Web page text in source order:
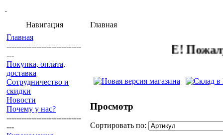
.
Навигация
Главная
------------------------------
---
Покупка, оплата,
доставка
Сотрудничество и
скидки
Новости
Почему у нас?
------------------------------
---
Главная
ВНИМАНИЕ! Пожалуйста,
Просмотр
Сортировать по: